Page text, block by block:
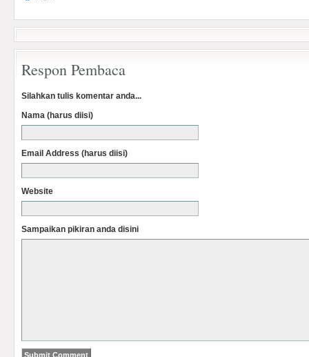
Respon Pembaca
Silahkan tulis komentar anda...
Nama (harus diisi)
Email Address (harus diisi)
Website
Sampaikan pikiran anda disini